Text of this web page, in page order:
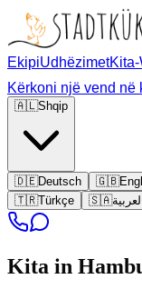
EkipiUdhëzimetKita-
Kërkoni një vend në
🇦🇱Shqip
🇩🇪Deutsch 🇬🇧
🇹🇷Türkçe 🇸🇦العربية
Kita in